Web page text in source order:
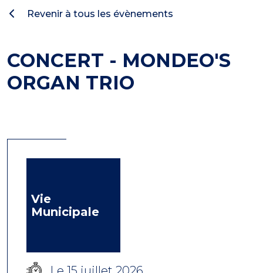
Revenir à tous les évènements
CONCERT - MONDEO'S
ORGAN TRIO
Vie
Municipale